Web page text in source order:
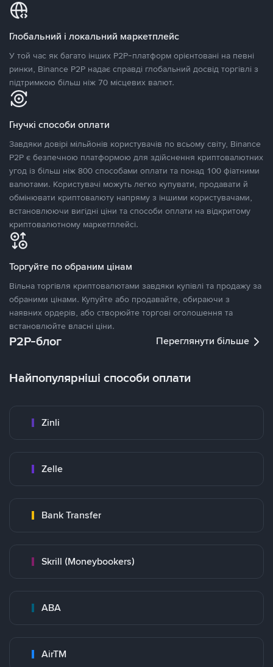
Глобальний і локальний маркетплейс
У той час як багато інших P2P-платформ орієнтовані на певні
ринки, Binance P2P надає справді глобальний досвід торгівлі з
підтримкою більш ніж 70 місцевих валют.
Гнучкі способи оплати
Завдяки довірі мільйонів користувачів по всьому світу, Binance
P2P є безпечною платформою для здійснення криптовалютних
угод із більш ніж 800 способами оплати та понад 100 фіатними
валютами. Користувачі можуть легко купувати, продавати й
обмінювати криптовалюту напряму з іншими користувачами,
встановлюючи вигідні ціни та способи оплати на відкритому
криптовалютному маркетплейсі.
Торгуйте по обраним цінам
Вільна торгівля криптовалютами завдяки купівлі та продажу за
обраними цінами. Купуйте або продавайте, обираючи з
наявних ордерів, або створюйте торгові оголошення та
встановлюйте власні ціни.
P2P-блог Переглянути більше
Найпопулярніші способи оплати
Zinli
Zelle
Bank Transfer
Skrill (Moneybookers)
ABA
AirTM